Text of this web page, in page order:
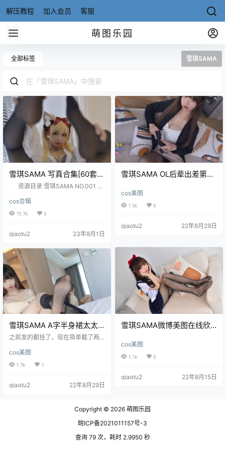
解压教程 加入会员 客服
萌图乐园
全部标签 雪琪SAMA
雪琪SAMA 写真合集[60套]
[持续更新]
NO.002 JK黑丝纯腿 [45P-178MB]
雪琪SAMA NO.003 爱宕婚纱 [38P
cos合辑
15.7k 0
qiaotu2 23年8月1日
雪琪SAMA OL后辈出差第一
cos美图
1.5k 0
qiaotu2 22年8月29日
雪琪SAMA A字半身裙太太
[46P1V-517MB]
之前发的都挂了，现在简单截了两
cos美图
1.7k 1
qiaotu2 22年8月29日
雪琪SAMA微博美图在线欣
cos美图
1.1k 0
qiaotu2 22年8月15日
Copyright © 2026 萌图乐园
皖ICP备2021011157号-3
查询 79 次，耗时 2.9950 秒